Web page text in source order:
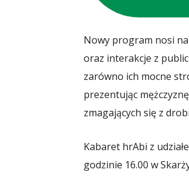
Nowy program nosi
oraz interakcje z
zarówno ich mocne
prezentując
zmagających się z
Kabaret hrAbi z
godzinie 16.00 w